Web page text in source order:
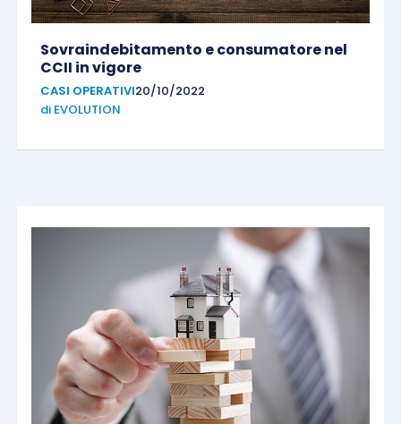
Sovraindebitamento e consumatore nel
CCII in vigore
CASI OPERATIVI20/10/2022
di EVOLUTION